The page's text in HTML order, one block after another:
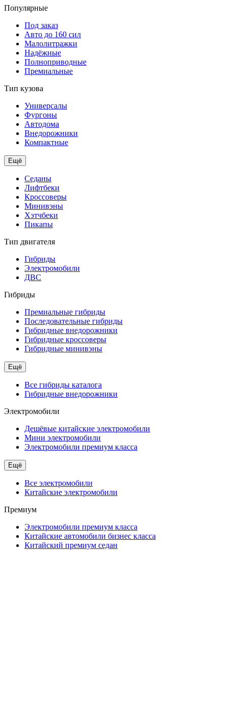
Популярные
Под заказ
Авто до 160 сил
Малолитражки
Надёжные
Полноприводные
Премиальные
Тип кузова
Универсалы
Фургоны
Автодома
Внедорожники
Компактные
Ещё
Седаны
Лифтбеки
Кроссоверы
Минивэны
Хэтчбеки
Пикапы
Тип двигателя
Гибриды
Электромобили
ДВС
Гибриды
Премиальные гибриды
Последовательные гибриды
Гибридные внедорожники
Гибридные кроссоверы
Гибридные минивэны
Ещё
Все гибриды каталога
Гибридные внедорожники
Электромобили
Дешёвые китайские электромобили
Мини электромобили
Электромобили премиум класса
Ещё
Все электромобили
Китайские электромобили
Премиум
Электромобили премиум класса
Китайские автомобили бизнес класса
Китайский премиум седан